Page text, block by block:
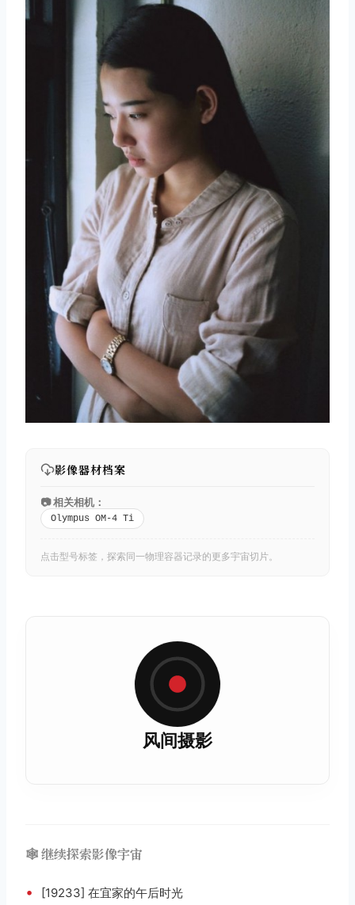
影像器材档案
📷 相关相机：
Olympus OM-4 Ti
点击型号标签，探索同一物理容器记录的更多宇宙切片。
风间摄影
🕸️ 继续探索影像宇宙
• [19233] 在宜家的午后时光